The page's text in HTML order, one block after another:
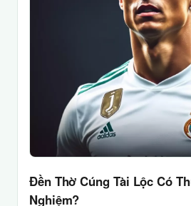
Đền Thờ Cúng Tài Lộc Có
Nghiệm?